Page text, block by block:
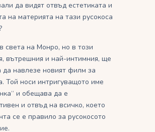
да видят отвъд естетиката и
на материята на тази русокоса
света на Монро, но в този
вътрешния и най-интимния, ще
да навлезе новият филм за
Той носи интригуващото име
и обещава да е
и отвъд на всичко, което
се е правило за русокосото